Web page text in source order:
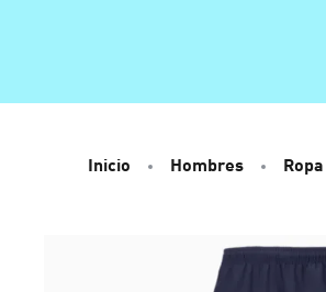
Inicio Hombres Ropa